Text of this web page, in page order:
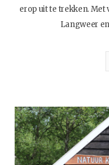
erop uit te trekken.
Langweer